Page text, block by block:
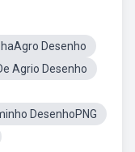
Desenho
Agrio Desenho
DesenhoPNG